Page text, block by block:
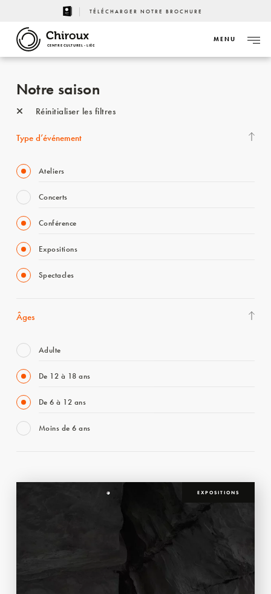
TÉLÉCHARGER NOTRE BROCHURE
CENTRE CULTUREL - LIÈGE
MENU
Notre saison
Réinitialiser les filtres
Type d’événement
Ateliers
Concerts
Conférence
Expositions
Spectacles
Âges
Adulte
De 12 à 18 ans
De 6 à 12 ans
Moins de 6 ans
EXPOSITIONS